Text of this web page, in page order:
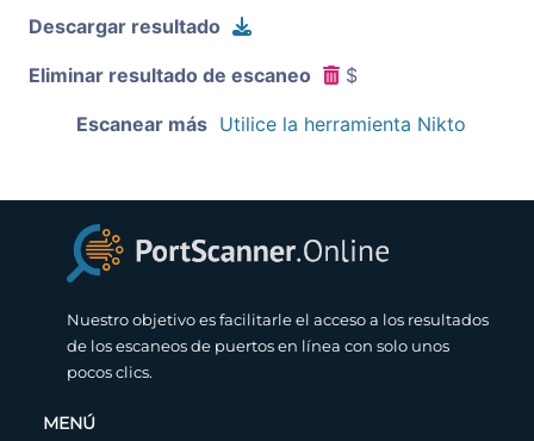
Descargar resultado
Eliminar resultado de escaneo $
Escanear más Utilice la herramienta Nikto
Nuestro objetivo es facilitarle el acceso a los resultados
de los escaneos de puertos en línea con solo unos
pocos clics.
MENÚ